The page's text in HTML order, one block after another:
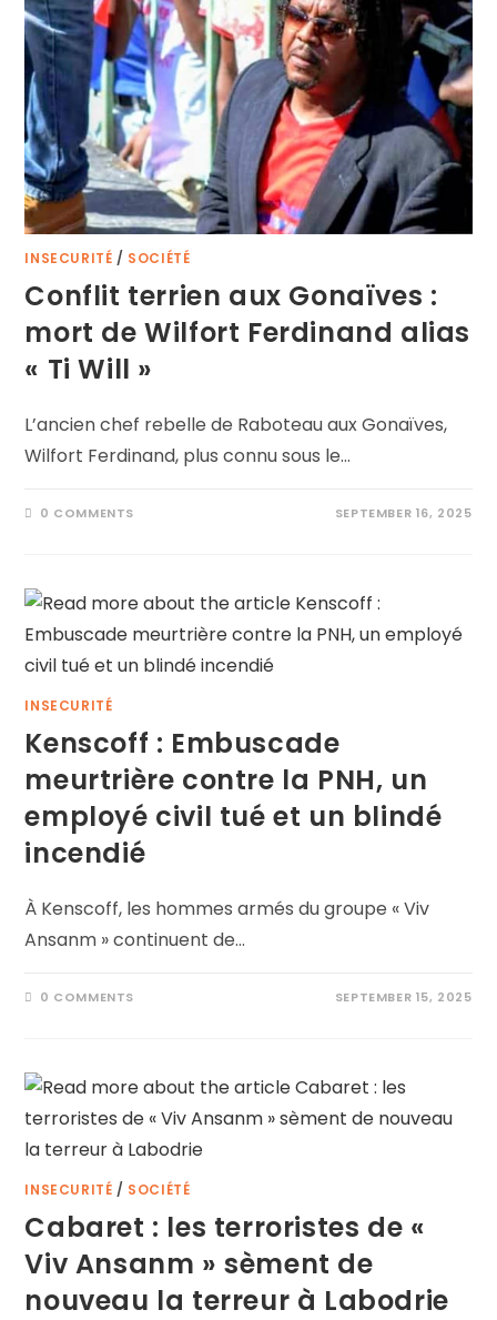
INSECURITÉ / SOCIÉTÉ
Conflit terrien aux Gonaïves :
mort de Wilfort Ferdinand alias
« Ti Will »
L’ancien chef rebelle de Raboteau aux Gonaïves,
Wilfort Ferdinand, plus connu sous le…
0 COMMENTS SEPTEMBER 16, 2025
INSECURITÉ
Kenscoff : Embuscade
meurtrière contre la PNH, un
employé civil tué et un blindé
incendié
À Kenscoff, les hommes armés du groupe « Viv
Ansanm » continuent de…
0 COMMENTS SEPTEMBER 15, 2025
INSECURITÉ / SOCIÉTÉ
Cabaret : les terroristes de «
Viv Ansanm » sèment de
nouveau la terreur à Labodrie